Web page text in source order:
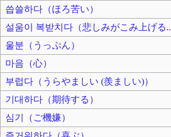
씁쓸하다（ほろ苦い）
설움이 복받치다（悲しみがこみ上げる..
울분（うっぷん）
마음（心）
부럽다（うらやましい (羨ましい)）
기대하다（期待する）
심기（ご機嫌）